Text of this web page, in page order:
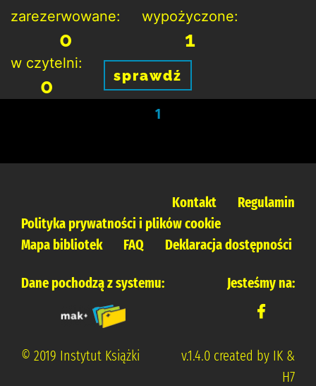
zarezerwowane:
0
wypożyczone:
1
w czytelni:
0 sprawdź
1
Kontakt
Regulamin
Polityka prywatności i plików cookie
Mapa bibliotek
FAQ Deklaracja dostępności
Dane pochodzą z systemu: Jesteśmy na:
© 2019 Instytut Książki
v.1.4.0 created by IK &
H7